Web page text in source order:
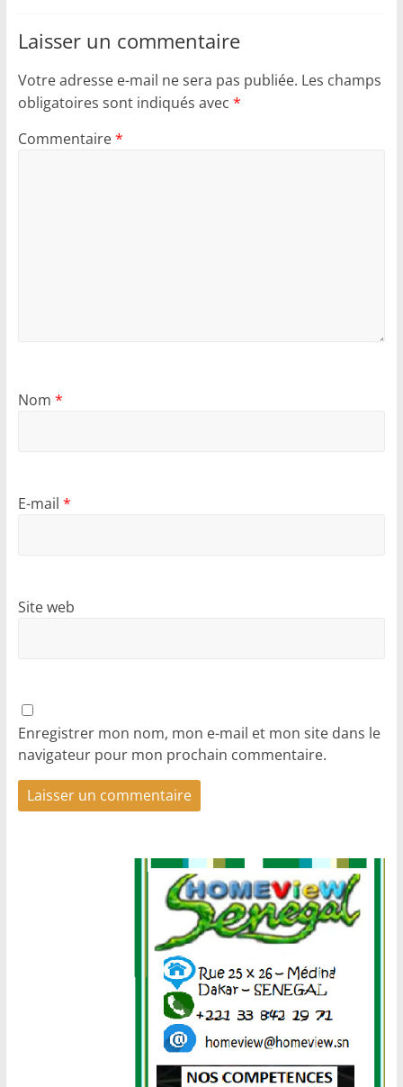
Laisser un commentaire
Votre adresse e-mail ne sera pas publiée. Les champs
obligatoires sont indiqués avec *
Commentaire*
Nom *
E-mail *
Site web
Enregistrer mon nom, mon e-mail et mon site dans le
navigateur pour mon prochain commentaire.